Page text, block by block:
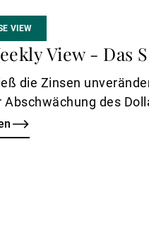
VIEW
View -
die Zinsen
Abschwächung des